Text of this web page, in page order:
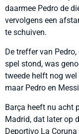
daarmee Pedro de
vervolgens een
te schuiven.
De treffer van
spel stond, was
tweede helft nog
maar Pedro en
Barça heeft nu acht
Madrid, dat later op
Deportivo La Coruna